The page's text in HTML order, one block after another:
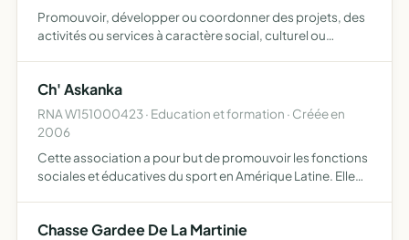
Promouvoir, développer ou coordonner des projets, des
activités ou services à caractère social, culturel ou
globale s'ins…
Ch' Askanka
RNA W151000423 · Education et formation · Créée en
2006
Cette association a pour but de promouvoir les fonctions
sociales et éducatives du sport en Amérique Latine. Elle
Chasse Gardee De La Martinie